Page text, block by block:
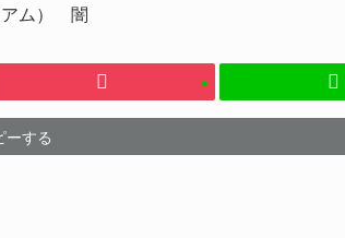
ーする